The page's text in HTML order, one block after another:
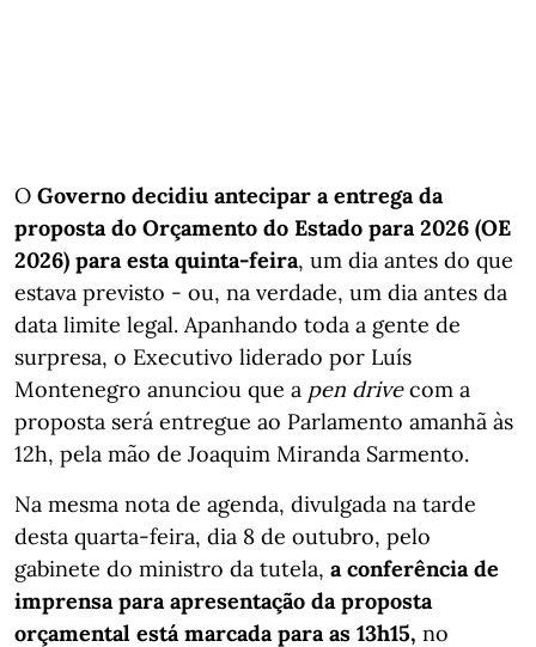
O Governo decidiu antecipar a entrega da
proposta do Orçamento do Estado para 2026 (OE
2026) para esta quinta-feira, um dia antes do que
estava previsto - ou, na verdade, um dia antes da
data limite legal. Apanhando toda a gente de
surpresa, o Executivo liderado por Luís
Montenegro anunciou que a pen drivecom a
proposta será entregue ao Parlamento amanhã às
12h, pela mão de Joaquim Miranda Sarmento.
Na mesma nota de agenda, divulgada na tarde
desta quarta-feira, dia 8 de outubro, pelo
gabinete do ministro da tutela, a conferência de
imprensa para apresentação da proposta
orçamental está marcada para as 13h15, no